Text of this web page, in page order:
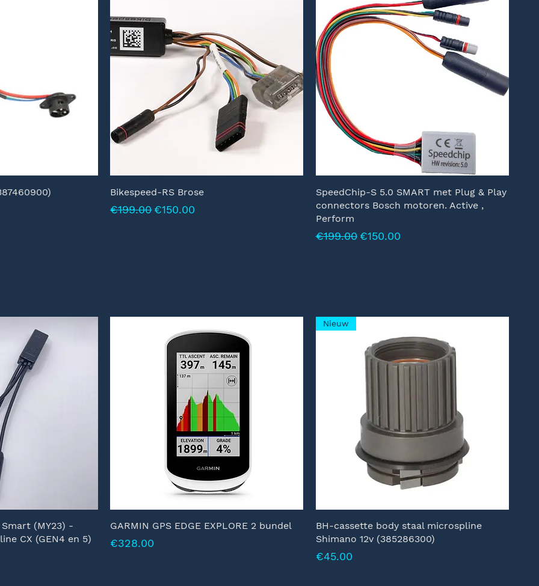
Bikespeed-RS Brose
Normale prijs
€199.00 Verkoopprijs
€150.00
SpeedChip-S 5.0 SMART met Plug & Play
connectors Bosch motoren. Active ,
Perform
Normale prijs
€199.00 Verkoopprijs
€150.00
Smart (MY23) -
CX (GEN4 en 5)
GARMIN GPS EDGE EXPLORE 2 bundel
Prijs
€328.00
Nieuw
BH-cassette body staal microspline
Shimano 12v (385286300)
Prijs
€45.00